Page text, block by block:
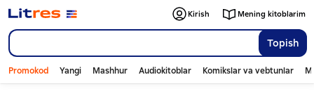
Topish
Kirish Mening kitoblarim
Promokod Yangi Mashhur Audiokitoblar Komikslar va vebtunlar
Слайдер с книгами
Слайдер с книгами